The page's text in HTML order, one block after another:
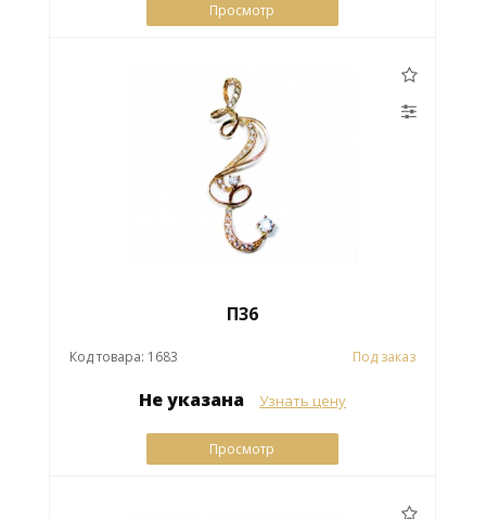
Просмотр
П36
Код товара: 1683 Под заказ
Не указана Узнать цену
Просмотр